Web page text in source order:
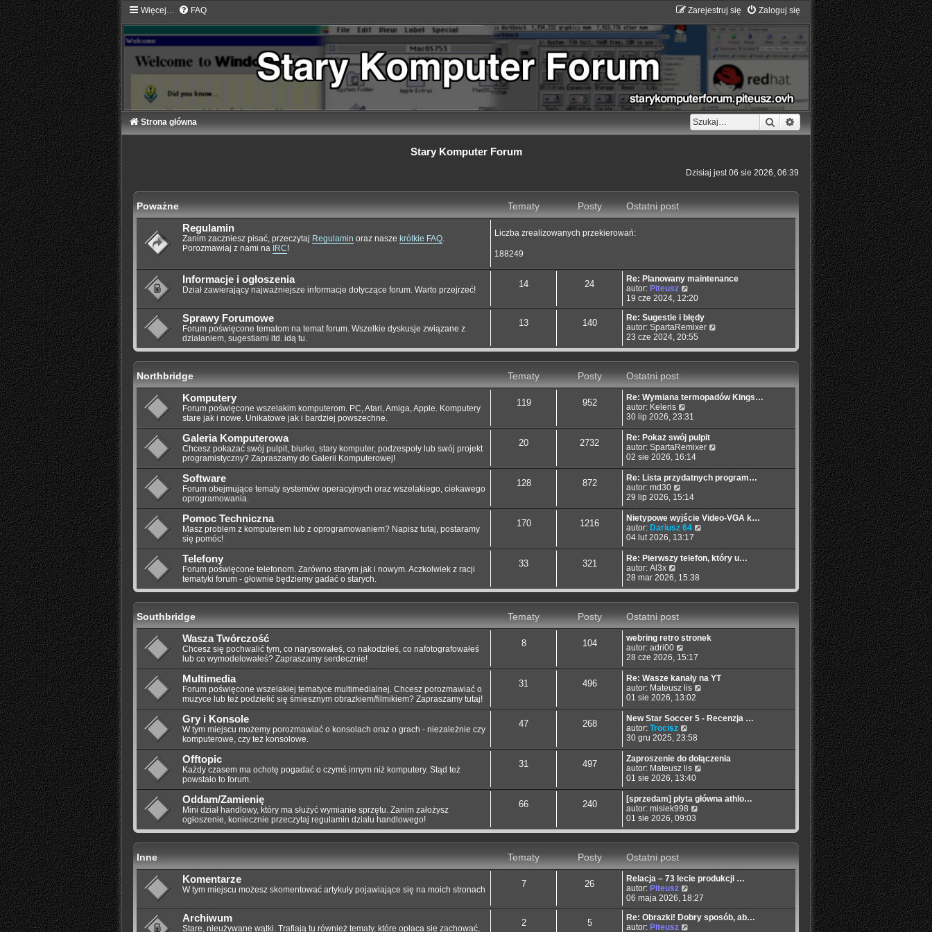
Więcej… FAQ Zaloguj się
Zarejestruj się
Szukaj Wyszukiwanie zaawansowane
Strona główna
Stary Komputer Forum
Dzisiaj jest 06 sie 2026, 06:39
Poważne Tematy Posty
Ostatni post
Regulamin
Zanim zaczniesz pisać, przeczytaj Regulamin oraz nasze krótkie FAQ
Porozmawiaj z nami na IRC!
Liczba zrealizowanych przekierowań:
188249
Informacje i ogłoszenia
Dział zawierający najważniejsze informacje dotyczące forum. Warto przejrzeć!
14 24
Re: Planowany maintenance
autor: Piteusz
y
ś
w
i
e
n
n
w
y
p
o
s
t
19 cze 2024, 12:20
Sprawy Forumowe
Forum poświęcone tematom na temat forum. Wszelkie dyskusje związane z
działaniem, sugestiami itd. idą tu.
13 140
Re: Sugestie i błędy
autor: SpartaRemixer
i
l
z
y
s
t
23 cze 2024, 20:55
Northbridge Tematy Posty
Ostatni post
Komputery
Forum poświęcone wszelakim komputerom. PC, Atari, Amiga, Apple. Komputery
stare jak i nowe. Unikatowe jak i bardziej powszechne.
119 952
Re: Wymiana termopadów Kings…
autor: Keleris
y
w
i
e
l
n
a
j
n
o
w
s
z
y
o
s
t
30 lip 2026, 23:31
Galeria Komputerowa
Chcesz pokazać swój pulpit, biurko, stary komputer, podzespoły lub swój projekt
programistyczny? Zapraszamy do Galerii Komputerowej!
20 2732
Re: Pokaż swój pulpit
autor: SpartaRemixer
w
i
l
n
n
o
z
y
o
s
02 sie 2026, 16:14
Software
Forum obejmujące tematy systemów operacyjnych oraz wszelakiego, ciekawego
oprogramowania.
128 872
Re: Lista przydatnych program…
autor: md30
y
w
i
e
l
n
a
j
n
o
s
z
y
p
o
s
t
29 lip 2026, 15:14
Pomoc Techniczna
Masz problem z komputerem lub z oprogramowaniem? Napisz tutaj, postaramy
się pomóc!
170 1216
Nietypowe wyjście Video-VGA k…
autor: Dariusz 64
w
l
n
j
n
o
z
y
s
t
04 lut 2026, 13:17
Telefony
Forum poświęcone telefonom. Zarówno starym jak i nowym. Aczkolwiek z racji
tematyki forum - głownie będziemy gadać o starych.
33 321
Re: Pierwszy telefon, który u…
autor: Al3x
y
i
e
l
n
a
o
w
s
z
y
p
o
s
t
28 mar 2026, 15:38
Southbridge Tematy Posty
Ostatni post
Wasza Twórczość
Chcesz się pochwalić tym, co narysowałeś, co nakodziłeś, co nafotografowałeś
lub co wymodelowałeś? Zapraszamy serdecznie!
8 104
webring retro stronek
autor: adri00
y
w
i
e
l
n
a
j
o
w
s
z
y
p
o
s
t
28 cze 2026, 15:17
Multimedia
Forum poświęcone wszelakiej tematyce multimedialnej. Chcesz porozmawiać o
muzyce lub też podzielić się śmiesznym obrazkiem/filmikiem? Zapraszamy tutaj!
31 496
Re: Wasze kanały na YT
autor: Mateusz lis
w
l
n
n
o
z
y
o
s
t
01 sie 2026, 13:02
Gry i Konsole
W tym miejscu możemy porozmawiać o konsolach oraz o grach - niezależnie czy
komputerowe, czy też konsolowe.
47 268
New Star Soccer 5 - Recenzja …
autor: Trocisz
y
w
i
e
l
n
a
j
n
o
s
z
y
o
s
t
30 gru 2025, 23:58
Offtopic
Każdy czasem ma ochotę pogadać o czymś innym niż komputery. Stąd też
powstało to forum.
31 497
Zaproszenie do dołączenia
autor: Mateusz lis
w
l
n
j
o
w
y
01 sie 2026, 13:40
Oddam/Zamienię
Mini dział handlowy, który ma służyć wymianie sprzętu. Zanim założysz
ogłoszenie, koniecznie przeczytaj regulamin działu handlowego!
66 240
[sprzedam] płyta główna athlo…
autor: misiek998
i
l
n
a
n
o
01 sie 2026, 09:03
Inne Tematy Posty
Ostatni post
Komentarze
W tym miejscu możesz skomentować artykuły pojawiające się na moich stronach
7 26
Relacja – 73 lecie produkcji …
autor: Piteusz
y
ś
w
06 maja 2026, 18:27
Archiwum
Stare, nieużywane wątki. Trafiają tu również tematy, które opłaca się zachować,
2 5
Re: Obrazki! Dobry sposób, ab…
autor: Piteusz